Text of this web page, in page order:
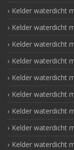
Kelder waterdicht
Kelder waterdicht
Kelder waterdicht
Kelder waterdicht
Kelder waterdicht
Kelder waterdicht
Kelder waterdicht
Kelder waterdicht
Kelder waterdicht